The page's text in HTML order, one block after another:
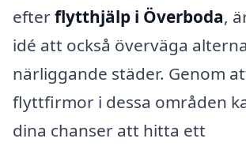
efterflytthjälp i Överboda,
idé att också överväga
närliggande städer. Genom
flyttfirmor i dessa områden
dina chanser att hitta ett